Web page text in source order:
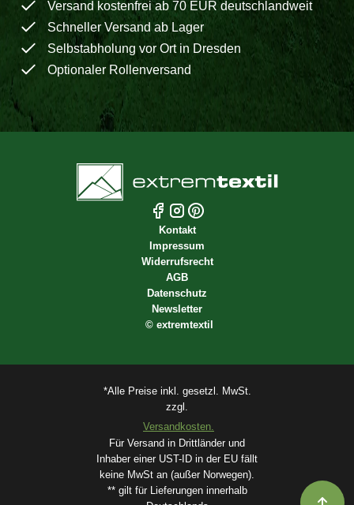
Versand kostenfrei ab 70 EUR deutschlandweit
Schneller Versand ab Lager
Selbstabholung vor Ort in Dresden
Optionaler Rollenversand
Kontakt
Impressum
Widerrufsrecht
AGB
Datenschutz
Newsletter
© extremtextil
*Alle Preise inkl. gesetzl. MwSt.
zzgl.
Versandkosten.
Für Versand in Drittländer und
Inhaber einer UST-ID in der EU fällt
keine MwSt an (außer Norwegen).
** gilt für Lieferungen innerhalb